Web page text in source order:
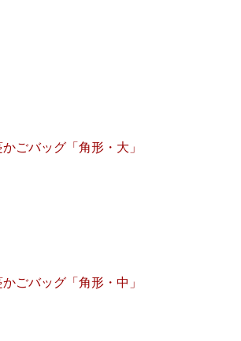
ごバッグ「角形・大」
ごバッグ「角形・中」